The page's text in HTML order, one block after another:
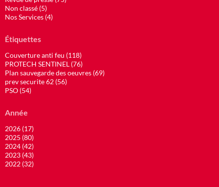
Non classé (5)
Nos Services (4)
Étiquettes
Couverture anti feu (118)
PROTECH SENTINEL (76)
Plan sauvegarde des oeuvres (69)
prev securite 62 (56)
PSO (54)
Année
2026 (17)
2025 (80)
2024 (42)
2023 (43)
2022 (32)